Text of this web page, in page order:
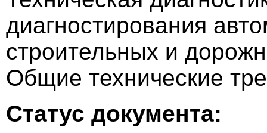
диагностирования
строительных и
Общие технические
Статус документа: